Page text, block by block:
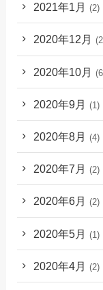
2021年1月 (2)
2020年12月
2020年10月
2020年9月 (1)
2020年8月 (4)
2020年7月 (2)
2020年6月 (2)
2020年5月 (1)
2020年4月 (2)